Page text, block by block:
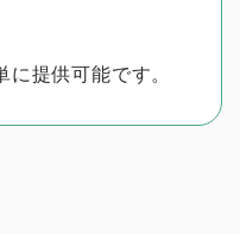
に提供可能です。